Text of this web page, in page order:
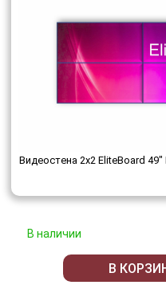
Видеостена 2x2 EliteBoard 49"
В наличии
В